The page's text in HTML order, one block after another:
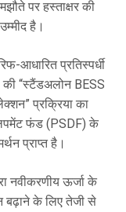
पर हस्ताक्षर की
है।
आधारित प्रतिस्पर्धी
की “स्टैंडअलोन BESS
प्रक्रिया का
फंड (PSDF) के
प्राप्त है।
नवीकरणीय ऊर्जा के
बढ़ाने के लिए तेजी से